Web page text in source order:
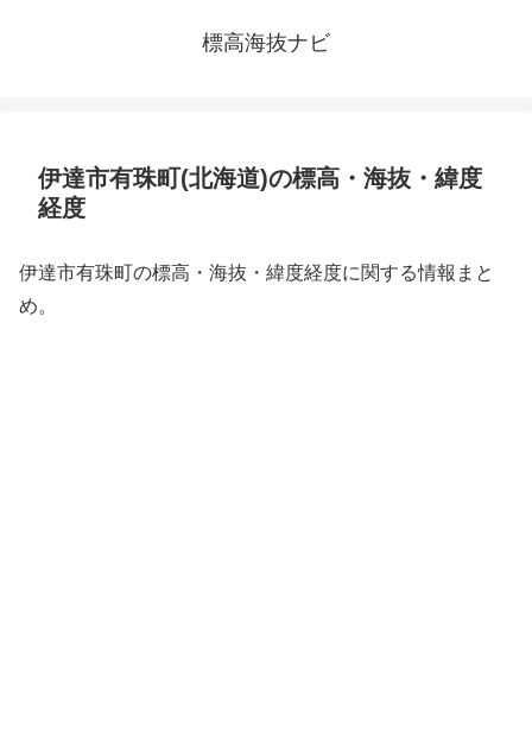
標高海抜ナビ
伊達市有珠町(北海道)の標高・海抜・緯度
経度
伊達市有珠町の標高・海抜・緯度経度に関する情報まと
め。